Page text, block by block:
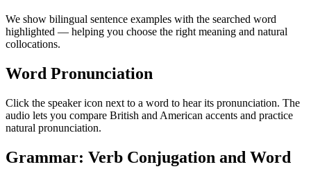
We show bilingual sentence examples with the searched word
highlighted — helping you choose the right meaning and natural
collocations.
Word Pronunciation
Click the speaker icon next to a word to hear its pronunciation. The
audio lets you compare British and American accents and practice
natural pronunciation.
Grammar: Verb Conjugation and Word